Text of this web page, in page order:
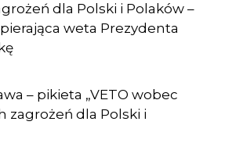
dla Polski i Polaków –
weta Prezydenta
– pikieta „VETO wobec
zagrożeń dla Polski i